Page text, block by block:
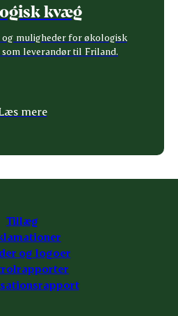
kvæg
og muligheder for økologisk
leverandør til Friland.
mere
Tillæg
og logoer